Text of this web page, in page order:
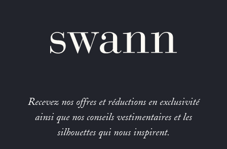
Recevez nos offres et réductions en exclusivité
ainsi que nos conseils vestimentaires et les
silhouettes qui nous inspirent.